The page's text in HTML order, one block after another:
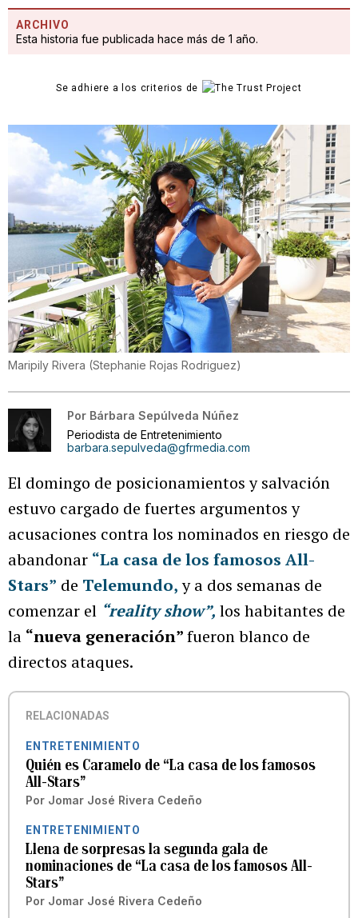
ARCHIVO
Esta historia fue publicada hace más de 1 año.
Se adhiere a los criterios de
Maripily Rivera (Stephanie Rojas Rodriguez)
Por Bárbara Sepúlveda Núñez
Periodista de Entretenimiento
barbara.sepulveda@gfrmedia.com
El domingo de posicionamientos y salvación
estuvo cargado de fuertes argumentos y
acusaciones contra los nominados en riesgo de
abandonar “La casa de los famosos All-
Stars” de Telemundo,y a dos semanas de
comenzar el “reality show”, los habitantes de
la “nueva generación”fueron blanco de
directos ataques.
RELACIONADAS
ENTRETENIMIENTO
Quién es Caramelo de “La casa de los famosos
All-Stars”
Por Jomar José Rivera Cedeño
ENTRETENIMIENTO
Llena de sorpresas la segunda gala de
nominaciones de “La casa de los famosos All-
Stars”
Por Jomar José Rivera Cedeño